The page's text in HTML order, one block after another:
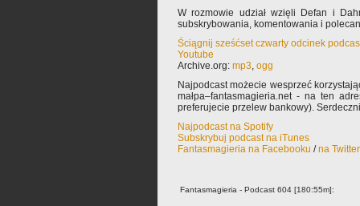
W rozmowie udział wzięli Defan i
subskrybowania, komentowania i
Ściągnij sześćset czwarty odcinek
Youtube
Archive.org: mp3, ogg
Najpodcast możecie wesprzeć
małpa–fantasmagieria.net - na ten
preferujecie przelew bankowy).
Najpodcast na Spotify
Subskrybuj podcast na iTunes
Fantasmagieria na Facebooku /na
Fantasmagieria - Podcast 604 [180:55m]: